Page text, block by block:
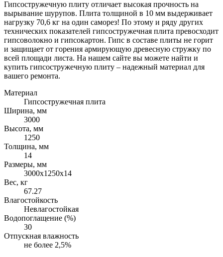
Гипсостружечную плиту отличает высокая прочность на
вырывание шурупов. Плита толщиной в 10 мм выдерживает
нагрузку 70,6 кг на один саморез! По этому и ряду других
технических показателей гипсостружечная плита превосходит
гипсоволокно и гипсокартон. Гипс в составе плиты не горит
и защищает от горения армирующую древесную стружку по
всей площади листа. На нашем сайте вы можете найти и
купить гипсостружечную плиту – надежный материал для
вашего ремонта.
Материал
Гипсостружечная плита
Ширина, мм
3000
Высота, мм
1250
Толщина, мм
14
Размеры, мм
3000х1250х14
Вес, кг
67.27
Влагостойкость
Невлагостойкая
Водопоглащение (%)
30
Отпускная влажность
не более 2,5%